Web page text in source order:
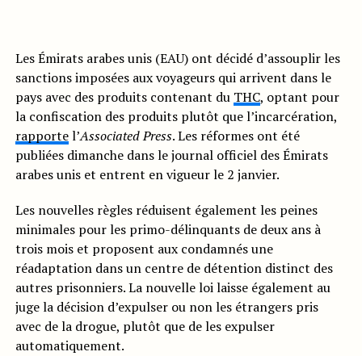
Les Émirats arabes unis (EAU) ont décidé d’assouplir les
sanctions imposées aux voyageurs qui arrivent dans le
pays avec des produits contenant du THC, optant pour
la confiscation des produits plutôt que l’incarcération,
rapportel’Associated Press. Les réformes ont été
publiées dimanche dans le journal officiel des Émirats
arabes unis et entrent en vigueur le 2 janvier.
Les nouvelles règles réduisent également les peines
minimales pour les primo-délinquants de deux ans à
trois mois et proposent aux condamnés une
réadaptation dans un centre de détention distinct des
autres prisonniers. La nouvelle loi laisse également au
juge la décision d’expulser ou non les étrangers pris
avec de la drogue, plutôt que de les expulser
automatiquement.